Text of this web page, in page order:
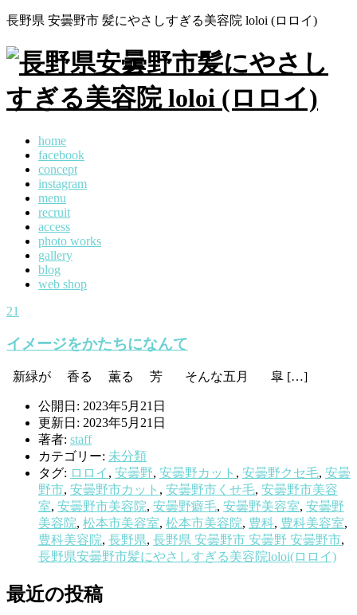
長野県 安曇野市 髪にやさしすぎる美容院 loloi (ロロイ)
home
facebook
concept
instagram
menu
recruit
access
photo works
gallery
blog
web shop
21
イメージをかたちになんて
新緑が 香る 薫る 芳 そんな五月 皐 […]
公開日: 2023年5月21日
更新日: 2023年5月21日
著者: staff
カテゴリー: 未分類
タグ: ロロイ , 安曇野, 安曇野カット , 安曇野クセ毛, 安曇
野市, 安曇野市カット , 安曇野市くせ毛, 安曇野市美容
室, 安曇野市美容院, 安曇野癖毛, 安曇野美容室, 安曇野
美容院, 松本市美容室, 松本市美容院, 豊科, 豊科美容室,
豊科美容院, 長野県, 長野県 安曇野市 安曇野 安曇野市,
長野県安曇野市髪にやさしすぎる美容院loloi(ロロイ)
最近の投稿